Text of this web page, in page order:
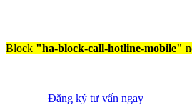
Block "ha-block-call-hotline-mobile"
Đăng ký tư vấn ngay